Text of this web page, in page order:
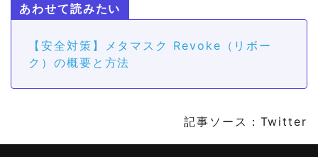
【安全対策】メタマスク Revoke（リボー
ク）の概要と方法
記事ソース：Twitter